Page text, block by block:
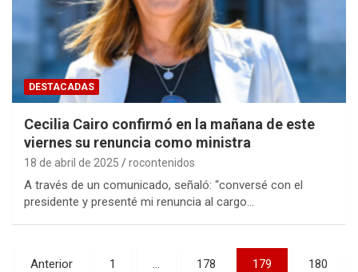
DESTACADAS
Cecilia Cairo confirmó en la mañana de este
viernes su renuncia como ministra
18 de abril de 2025 rocontenidos
A través de un comunicado, señaló: “conversé con el
presidente y presenté mi renuncia al cargo…
Paginación
Anterior 1 178 179 180